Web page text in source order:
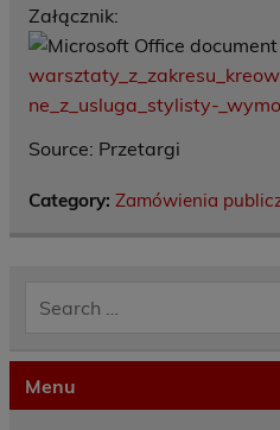
Załącznik:
ne_z_usluga_stylisty-
Source: Przetargi
Category: Zamówienia
Menu